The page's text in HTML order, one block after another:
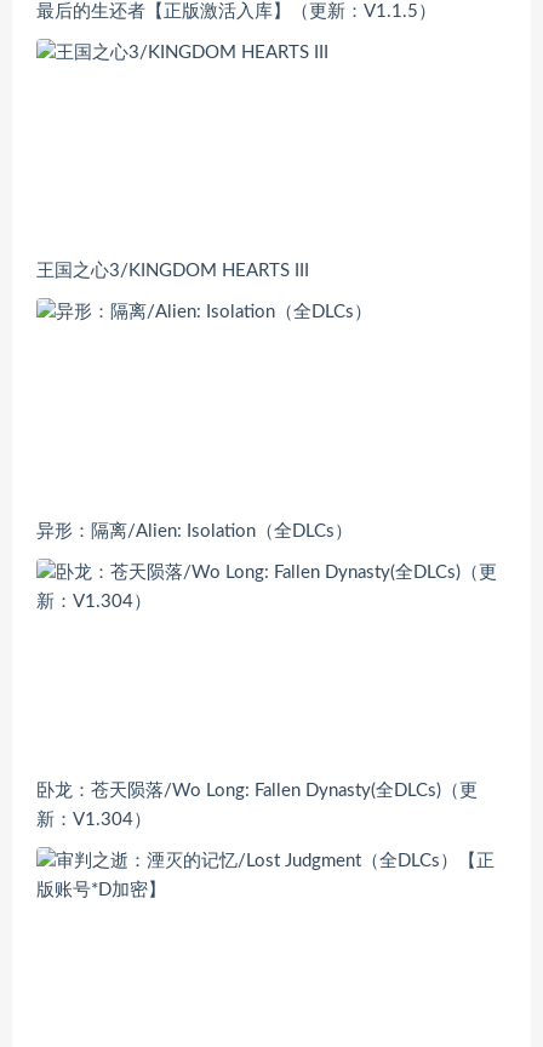
最后的生还者【正版激活入库】（更新：V1.1.5）
王国之心3/KINGDOM HEARTS III
异形：隔离/Alien: Isolation（全DLCs）
卧龙：苍天陨落/Wo Long: Fallen Dynasty(全DLCs)（更
新：V1.304）